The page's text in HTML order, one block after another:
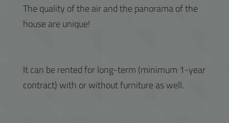
The quality of the air and the panorama of the
house are unique!
It can be rented for long-term (minimum 1-year
contract) with or without furniture as well.